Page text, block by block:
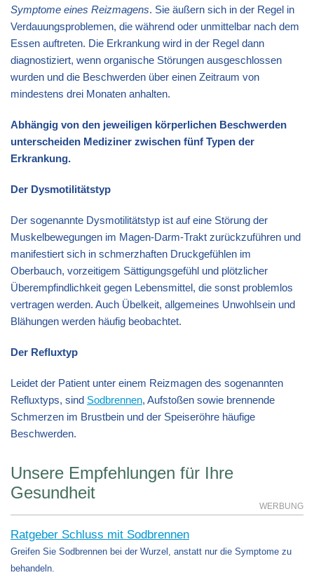
Symptome eines Reizmagens. Sie äußern sich in der Regel in
Verdauungsproblemen, die während oder unmittelbar nach dem
Essen auftreten. Die Erkrankung wird in der Regel dann
diagnostiziert, wenn organische Störungen ausgeschlossen
wurden und die Beschwerden über einen Zeitraum von
mindestens drei Monaten anhalten.
Abhängig von den jeweiligen körperlichen Beschwerden
unterscheiden Mediziner zwischen fünf Typen der
Erkrankung.
Der Dysmotilitätstyp
Der sogenannte Dysmotilitätstyp ist auf eine Störung der
Muskelbewegungen im Magen-Darm-Trakt zurückzuführen und
manifestiert sich in schmerzhaften Druckgefühlen im
Oberbauch, vorzeitigem Sättigungsgefühl und plötzlicher
Überempfindlichkeit gegen Lebensmittel, die sonst problemlos
vertragen werden. Auch Übelkeit, allgemeines Unwohlsein und
Blähungen werden häufig beobachtet.
Der Refluxtyp
Leidet der Patient unter einem Reizmagen des sogenannten
Refluxtyps, sind Sodbrennen, Aufstoßen sowie brennende
Schmerzen im Brustbein und der Speiseröhre häufige
Beschwerden.
Unsere Empfehlungen für Ihre
Gesundheit
WERBUNG
Ratgeber Schluss mit Sodbrennen
Greifen Sie Sodbrennen bei der Wurzel, anstatt nur die Symptome zu
behandeln.